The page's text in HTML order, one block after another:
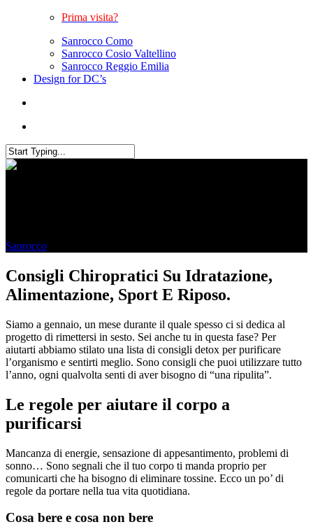
Prima visita?
Sanrocco Como
Sanrocco Cosio Valtellino
Sanrocco Reggio Emilia
Design for DC’s
Sanrocco
Consigli Chiropratici Su Idratazione,
Alimentazione, Sport E Riposo.
Siamo a gennaio, un mese durante il quale spesso ci si dedica al
progetto di rimettersi in sesto. Sei anche tu in questa fase? Per
aiutarti abbiamo stilato una lista di consigli detox per purificare
l’organismo e sentirti meglio. Sono consigli che puoi utilizzare tutto
l’anno, ogni qualvolta senti di aver bisogno di “una ripulita”.
Le regole per aiutare il corpo a
purificarsi
Mancanza di energie, sensazione di appesantimento, problemi di
sonno… Sono segnali che il tuo corpo ti manda proprio per
comunicarti che ha bisogno di eliminare tossine. Ecco un po’ di
regole da portare nella tua vita quotidiana.
Cosa bere e cosa non bere